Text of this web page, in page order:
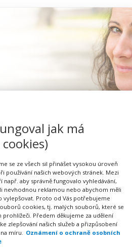
jak má
se ze všech sil přinášet vysokou úroveň
používání našich webových stránek. Mezi
např. aby správně fungovalo vyhledávání,
nevhodnou reklamou nebo abychom měli
vylepšovat. Proto od Vás potřebujeme
cookies, tj. malých souborů, které se
prohlížeči. Předem děkujeme za udělení
zlepšování našich služeb a přizpůsobení
míru. Oznámení o ochraně osobních